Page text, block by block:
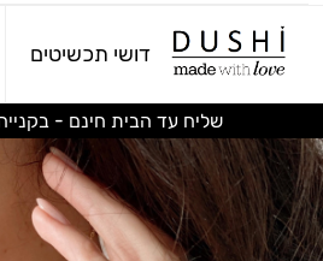
דושי תכשיטים
שליח עד הבית חינם - בקנייה מעל